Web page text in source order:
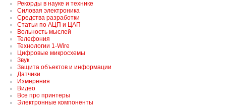
Рекорды в науке и технике
Силовая электроника
Средства разработки
Статьи по АЦП и ЦАП
Вольность мыслей
Телефония
Технологии 1-Wire
Цифровые микросхемы
Звук
Защита объектов и информации
Датчики
Измерения
Видео
Все про принтеры
Электронные компоненты